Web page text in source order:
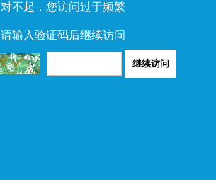
对不起，您访问过于频繁
请输入验证码后继续访问
继续访问